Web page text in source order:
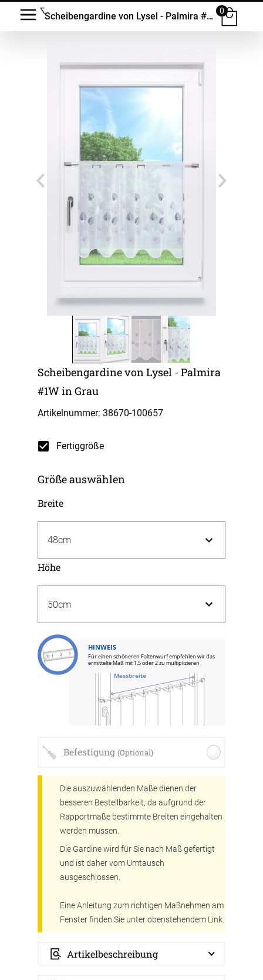
Scheibengardine von Lysel - Palmira #1W
0
Scheibengardine von Lysel - Palmira
#1W in Grau
Artikelnummer: 38670-100657
Fertiggröße
Größe auswählen
Breite
Höhe
Für einen schöneren Faltenwurf empfehlen wir das
ermittelte Maß mit 1,5 oder 2 zu multiplizieren
HINWEIS
Messbreite
Befestigung (Optional)
Die auszuwählenden Maße dienen der
besseren Bestellbarkeit, da aufgrund der
Rapportmaße bestimmte Breiten eingehalten
werden müssen.
Die Gardine wird für Sie nach Maß gefertigt
und ist daher vom Umtausch
ausgeschlossen.
Eine Anleitung zum richtigen Maßnehmen am
Fenster finden Sie unter obenstehendem Link.
Artikelbeschreibung